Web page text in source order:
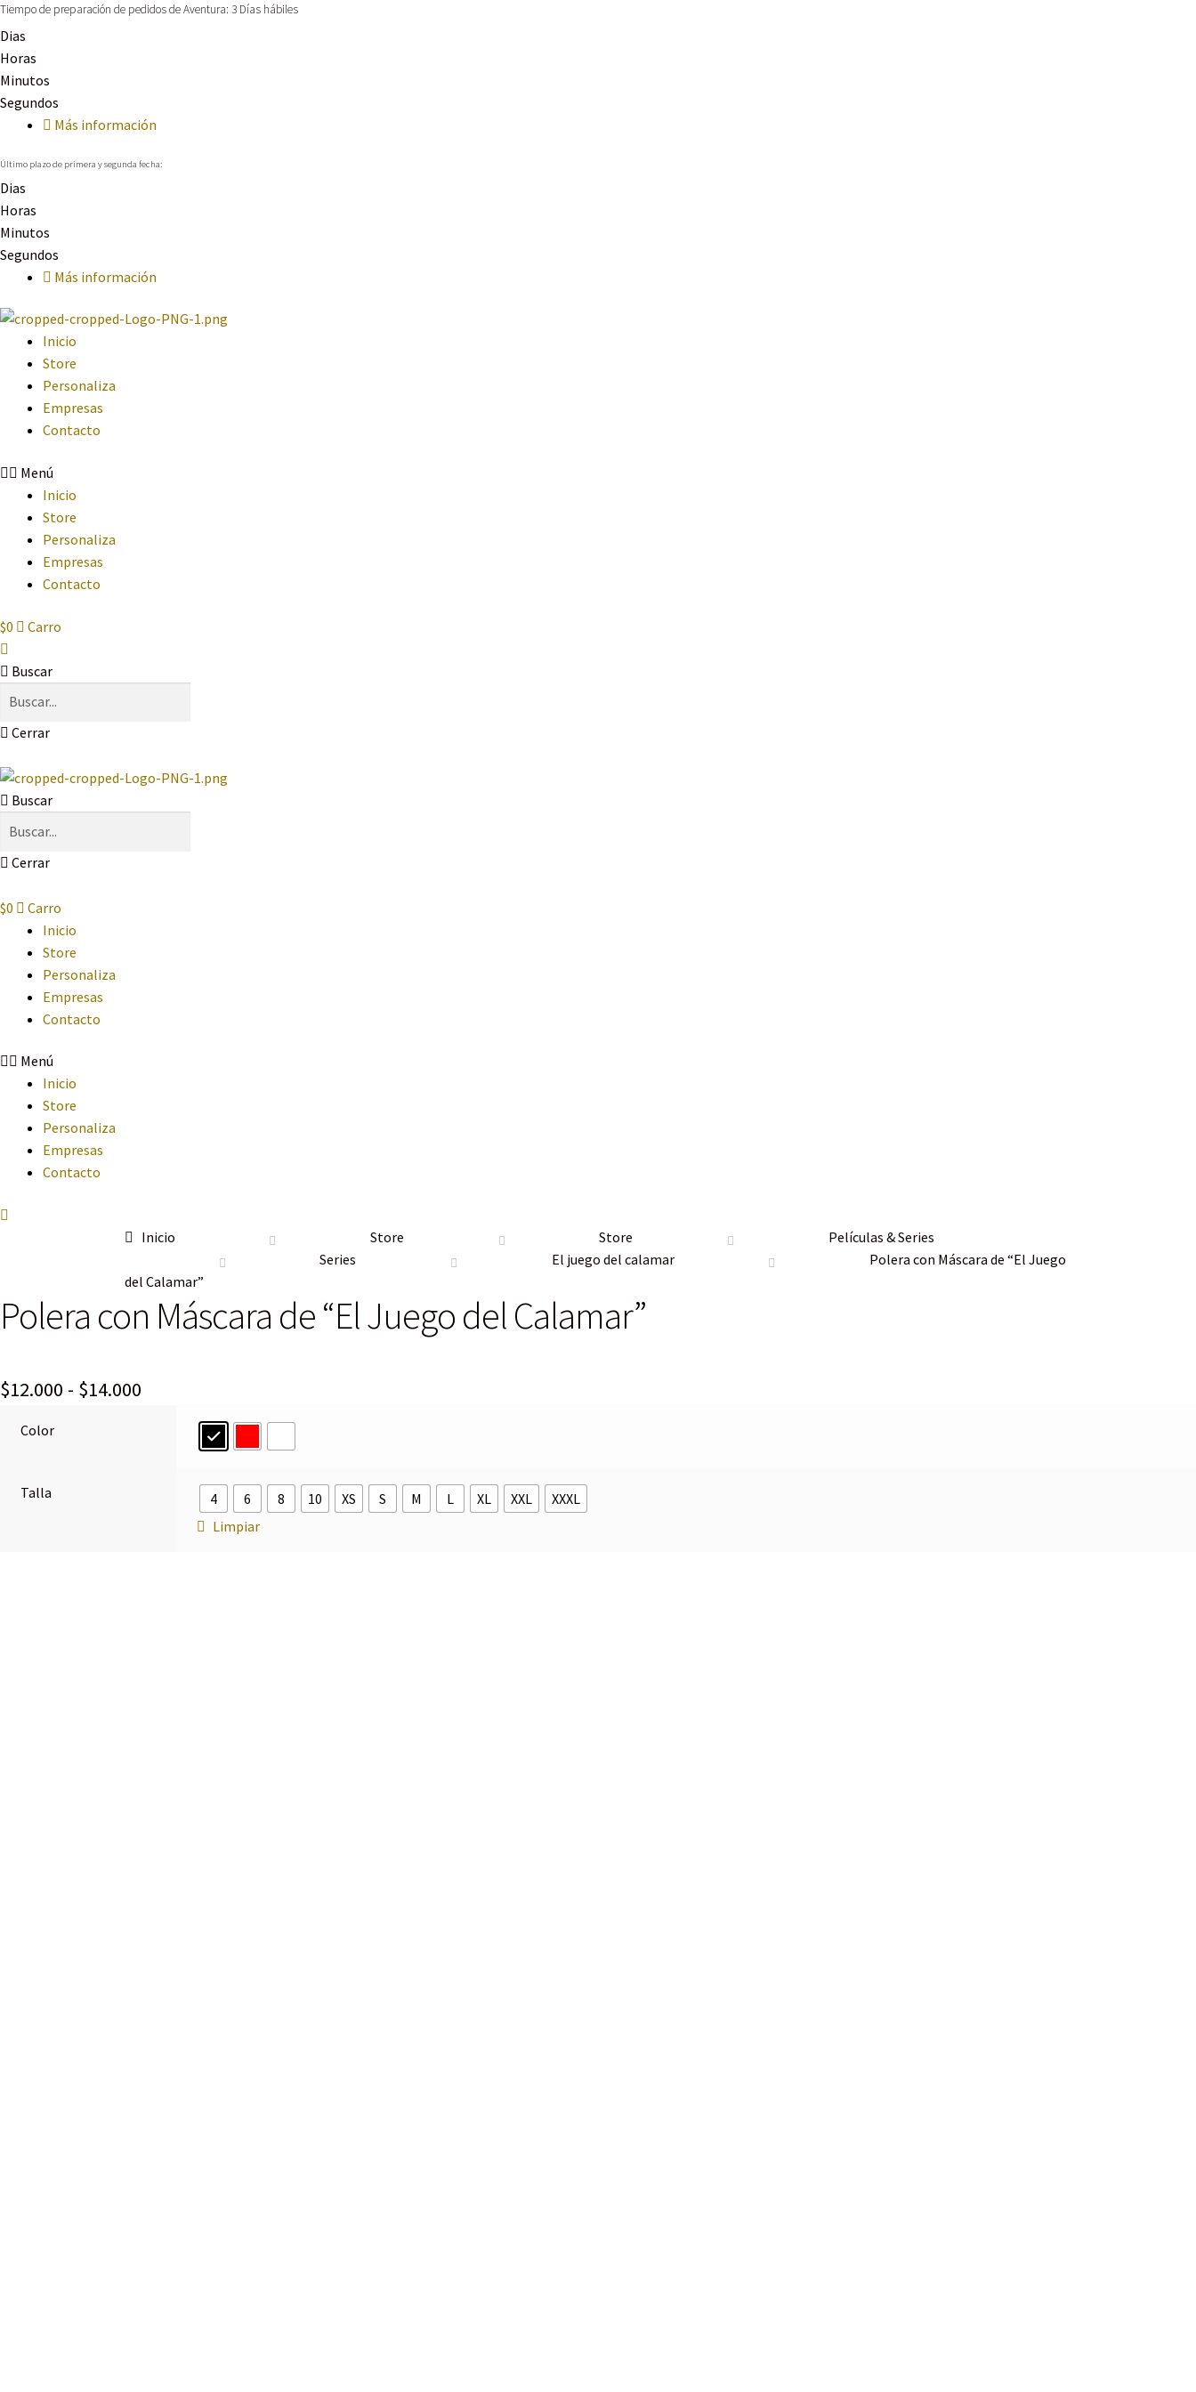
Tiempo de preparación de pedidos de Aventura: 3 Días hábiles
Dias
Horas
Minutos
Segundos
Más información
Último plazo de primera y segunda fecha:
Dias
Horas
Minutos
Segundos
Más información
Inicio
Store
Personaliza
Empresas
Contacto
Menú
Inicio
Store
Personaliza
Empresas
Contacto
$0 Carro
Buscar
Cerrar
Buscar
Cerrar
$0
Carro
Inicio
Store
Personaliza
Empresas
Contacto
Menú
Inicio
Store
Personaliza
Empresas
Contacto
Inicio Store Store
Películas & Series
Series
El juego del calamar
Polera con Máscara de “El Juego
del Calamar”
Polera con Máscara de “El Juego del Calamar”
$12.000 - $14.000
precios:
$12.000
Color
Talla 4 6 8 10 XS S M L XL XXL
XXXL
Limpiar